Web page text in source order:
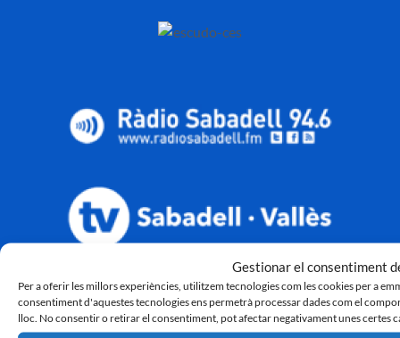
Gestionar el consentiment
Per a oferir les millors experiències, utilitzem tecnologies com les cookies per a
consentiment d'aquestes tecnologies ens permetrà processar dades com el
lloc. No consentir o retirar el consentiment, pot afectar negativament unes certes